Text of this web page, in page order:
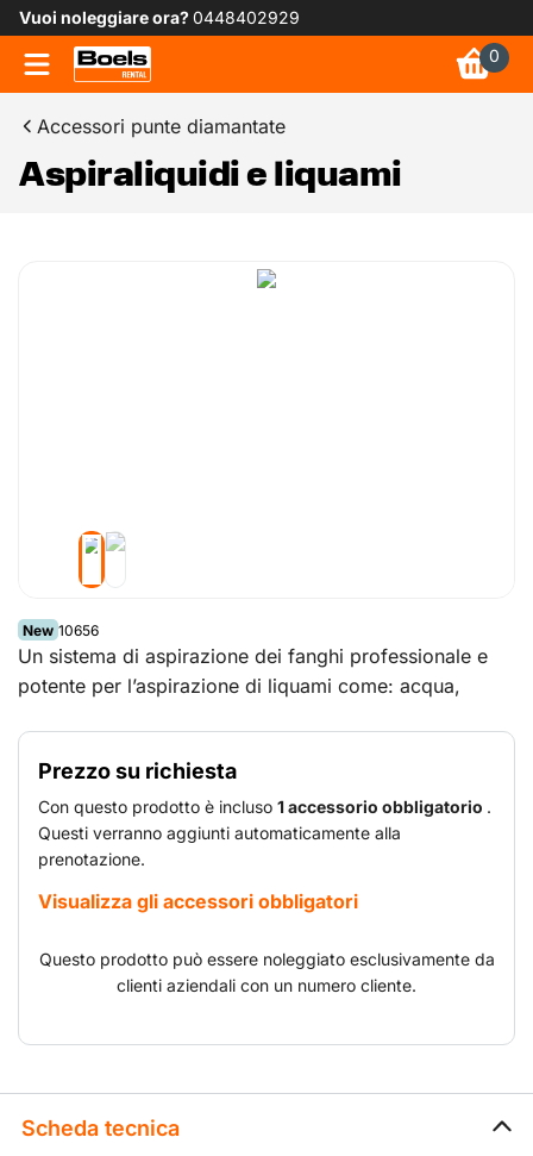
Vuoi noleggiare ora?0448402929
0
Accessori punte diamantate
Aspiraliquidi e liquami
New 10656
Un sistema di aspirazione dei fanghi professionale e
potente per l’aspirazione di liquami come: acqua,
utilizzare nel settore delle costruzione, ma anche per la
pulizia di pavimenti a seguito di inondazioni. Grazie
alla suo sistema di filtraggio unico trifase, e al suo
galleggiante per la raccolta di ampi volumi, questo
aspiraliquidi può essere utilizzato ininterrottamente per
tutto il giorno, smaltendo in fretta fanghi e liquami. Il
come fanghi di calcestruzzo, liquami e simili. Questi
verranno separati dal resto dei liquidi aspirati e smaltiti
Prezzo su richiesta
Con questo prodotto è incluso 1 accessorio obbligatorio .
Questi verranno aggiunti automaticamente alla
prenotazione.
Visualizza gli accessori obbligatori
Questo prodotto può essere noleggiato esclusivamente da
clienti aziendali con un numero cliente.
Scheda tecnica